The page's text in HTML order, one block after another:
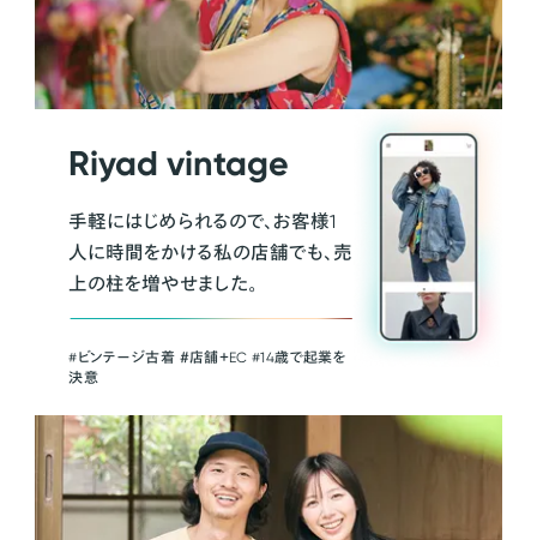
Riyad vintage
手軽にはじめられるので、お客様1
人に時間をかける私の店舗でも、売
上の柱を増やせました。
#ビンテージ古着 ＃店舗＋EC #14歳で起業を
決意